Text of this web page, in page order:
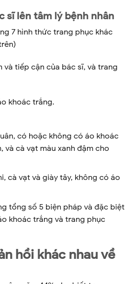
sĩ lên tâm lý bệnh nhân
7 hình thức trang phục khác
tiếp cận của bác sĩ, và trang
khoác trắng.
có hoặc không có áo khoác
cà vạt màu xanh đậm cho
cà vạt và giày tây, không có áo
tổng số 5 biện pháp và đặc biệt
khoác trắng và trang phục
hồi khác nhau về